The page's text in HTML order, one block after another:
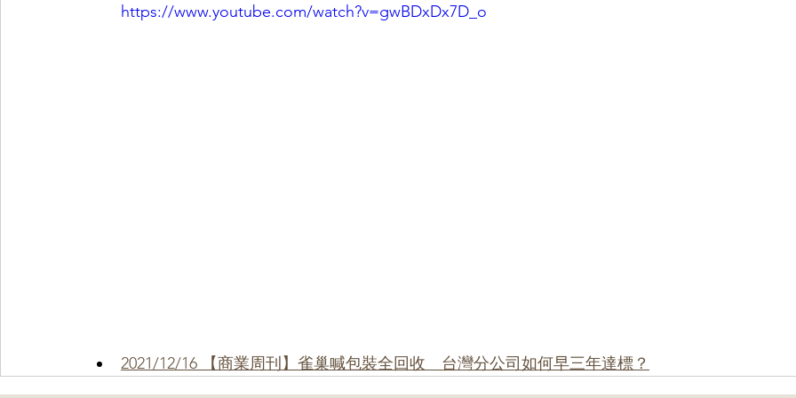
https://www.youtube.com/watch?v=gwBDxDx7D_o
2021/12/16 【商業周刊】雀巢喊包裝全回收　台灣分公司如何早三年達標？